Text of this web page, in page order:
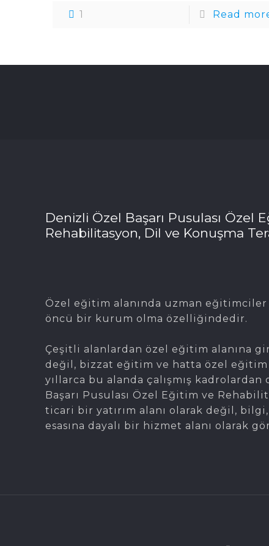
1 Read
Denizli Özel Başarı Pusulası Özel
Rehabilitasyon, Dil ve Konuşma
Özel eğitim alanında uzman eğitimciler
öncü bir kurum olma özelliğindedir.
Çeşitli alanlardan özel eğitim alanına
değil, bizzat eğitim ve hatta özel eğitim
yıllarca bu alanda çalışmış kadrolardan
Başarı Pusulası Özel Eğitim ve
ticari bir yatırım alanı olarak değil,
esasına dayalı bir hizmet alanı olarak